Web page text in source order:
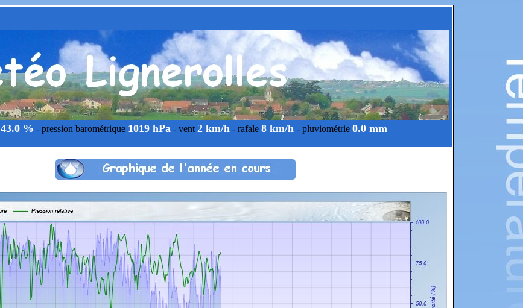
43.0 % - pression barométrique 1019 hPa - vent 2 km/h - rafale 8 km/h - pluviométrie 0.0 mm